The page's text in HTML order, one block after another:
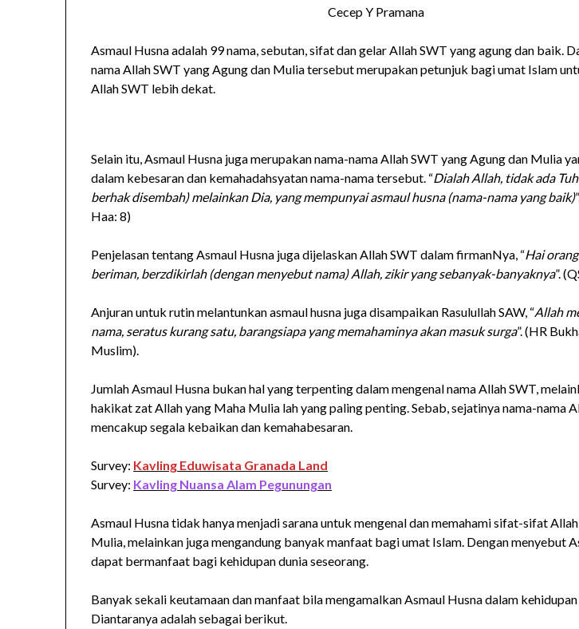
Cecep Y Pramana
Asmaul Husna adalah 99 nama, sebutan, sifat dan gelar Allah SWT yang agung dan baik.
nama Allah SWT yang Agung dan Mulia tersebut merupakan petunjuk bagi umat Islam
Allah SWT lebih dekat.
Selain itu, Asmaul Husna juga merupakan nama-nama Allah SWT yang Agung dan Mulia
dalam kebesaran dan kemahadahsyatan nama-nama tersebut. “Dialah Allah, tidak ada
berhak disembah) melainkan Dia, yang mempunyai asmaul husna (nama-nama yang baik)
Haa: 8)
Penjelasan tentang Asmaul Husna juga dijelaskan Allah SWT dalam firmanNya, “Hai
beriman, berzdikirlah (dengan menyebut nama) Allah, zikir yang sebanyak-banyaknya”.
Anjuran untuk rutin melantunkan asmaul husna juga disampaikan Rasulullah SAW, “Allah
nama, seratus kurang satu, barangsiapa yang memahaminya akan masuk surga”. (HR
Muslim).
Jumlah Asmaul Husna bukan hal yang terpenting dalam mengenal nama Allah SWT,
hakikat zat Allah yang Maha Mulia lah yang paling penting. Sebab, sejatinya nama-nama
mencakup segala kebaikan dan kemahabesaran.
Survey: Kavling Eduwisata Granada Land
Survey: Kavling Nuansa Alam Pegunungan
Asmaul Husna tidak hanya menjadi sarana untuk mengenal dan memahami sifat-sifat
Mulia, melainkan juga mengandung banyak manfaat bagi umat Islam. Dengan menyebut
dapat bermanfaat bagi kehidupan dunia seseorang.
Banyak sekali keutamaan dan manfaat bila mengamalkan Asmaul Husna dalam kehidupan
Diantaranya adalah sebagai berikut.